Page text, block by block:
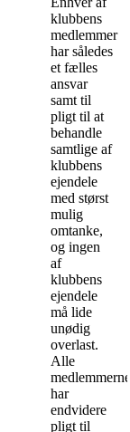
klubbens
medlemmer
har således
et fælles
ansvar
samt til
pligt til at
behandle
samtlige af
klubbens
ejendele
med størst
mulig
omtanke,
og ingen
af
klubbens
ejendele
må lide
unødig
overlast.
Alle
medlemmerne
har
endvidere
pligt til